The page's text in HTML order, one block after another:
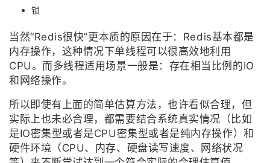
锁
当然“Redis很快”更本质的原因在于：Redis基本都是
内存操作，这种情况下单线程可以很高效地利用
CPU。而多线程适用场景一般是：存在相当比例的IO
和网络操作。
所以即使有上面的简单估算方法，也许看似合理，但
实际上也未必合理，都需要结合系统真实情况（比如
是IO密集型或者是CPU密集型或者是纯内存操作）和
硬件环境（CPU、内存、硬盘读写速度、网络状况